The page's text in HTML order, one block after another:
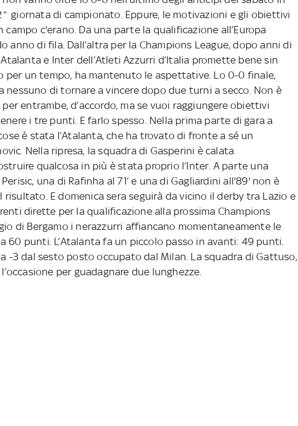
giornata di campionato. Eppure, le motivazioni e gli obiettivi
campo c'erano. Da una parte la qualificazione all’Europa
anno di fila. Dall’altra per la Champions League, dopo anni di
e Inter dell’Atleti Azzurri d’Italia promette bene sin
per un tempo, ha mantenuto le aspettative. Lo 0-0 finale,
nessuno di tornare a vincere dopo due turni a secco. Non è
entrambe, d’accordo, ma se vuoi raggiungere obiettivi
i tre punti. E farlo spesso. Nella prima parte di gara a
è stata l’Atalanta, che ha trovato di fronte a sé un
Nella ripresa, la squadra di Gasperini è calata
qualcosa in più è stata proprio l’Inter. A parte una
una di Rafinha al 71’ e una di Gagliardini all'89' non è
risultato. E domenica sera seguirà da vicino il derby tra Lazio e
dirette per la qualificazione alla prossima Champions
di Bergamo i nerazzurri affiancano momentaneamente le
60 punti. L’Atalanta fa un piccolo passo in avanti: 49 punti.
-3 dal sesto posto occupato dal Milan. La squadra di Gattuso,
per guadagnare due lunghezze.